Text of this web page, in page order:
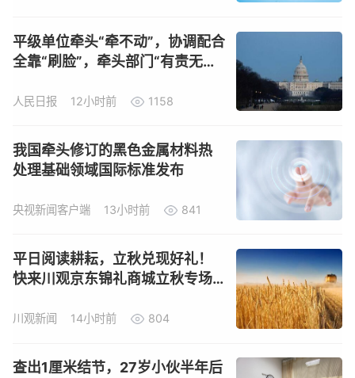
平级单位牵头“牵不动”，协调配合
全靠“刷脸”，牵头部门“有责无权”
人民日报 12小时前 1158
我国牵头修订的黑色金属材料热
处理基础领域国际标准发布
央视新闻客户端 13小时前 841
平日阅读耕耘，立秋兑现好礼！
快来川观京东锦礼商城立秋专场
川观新闻 14小时前 804
查出1厘米结节，27岁小伙半年后